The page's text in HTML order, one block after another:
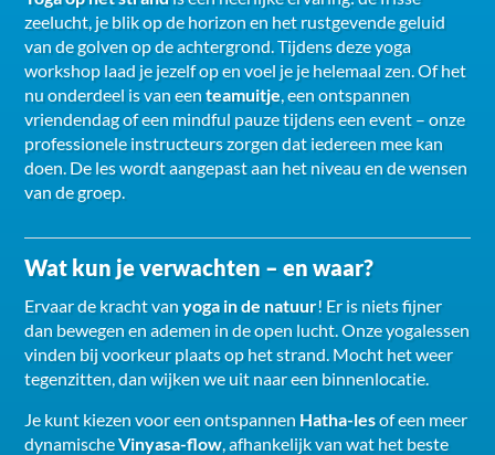
zeelucht, je blik op de horizon en het rustgevende geluid
van de golven op de achtergrond. Tijdens deze yoga
workshop laad je jezelf op en voel je je helemaal zen. Of het
nu onderdeel is van eenteamuitje, een ontspannen
vriendendag of een mindful pauze tijdens een event – onze
professionele instructeurs zorgen dat iedereen mee kan
doen. De les wordt aangepast aan het niveau en de wensen
van de groep.
Wat kun je verwachten – en waar?
Ervaar de kracht van yoga in de natuur! Er is niets fijner
dan bewegen en ademen in de open lucht. Onze yogalessen
vinden bij voorkeur plaats op het strand. Mocht het weer
tegenzitten, dan wijken we uit naar een binnenlocatie.
Je kunt kiezen voor een ontspannen Hatha-lesof een meer
dynamischeVinyasa-flow, afhankelijk van wat het beste